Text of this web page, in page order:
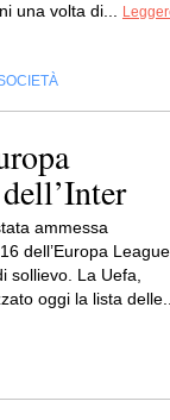
una volta di...
ammessa
dell’Europa League
sollievo. La Uefa,
oggi la lista